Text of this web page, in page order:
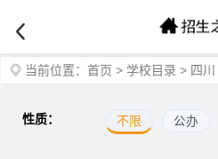
当前位置： 首页 > 学校目录 > 四川
性质： 不限 公办